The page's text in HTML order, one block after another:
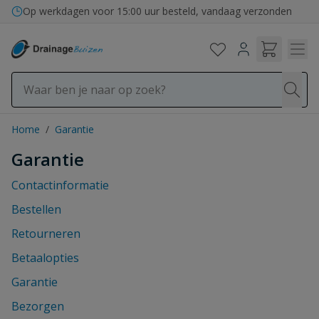
Ga naar de inhoud
Op werkdagen voor 15:00 uur besteld, vandaag verzonden
Home / Garantie
Garantie
Contactinformatie
Bestellen
Retourneren
Betaalopties
Garantie
Bezorgen